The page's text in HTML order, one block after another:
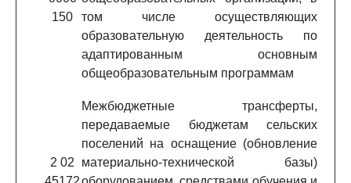
150
том числе осуществляющих
образовательную деятельность по
адаптированным основным
общеобразовательным программам
2 02
Межбюджетные трансферты,
передаваемые бюджетам сельских
поселений на оснащение (обновление
материально-технической базы)